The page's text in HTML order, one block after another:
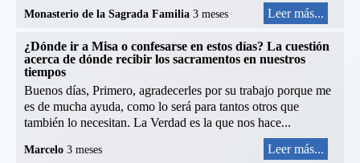
Monasterio de la Sagrada Familia 3 meses Leer más...
¿Dónde ir a Misa o confesarse en estos días? La cuestión
acerca de dónde recibir los sacramentos en nuestros
tiempos
Buenos días, Primero, agradecerles por su trabajo porque me
es de mucha ayuda, como lo será para tantos otros que
también lo necesitan. La Verdad es la que nos hace...
Marcelo 3 meses Leer más...